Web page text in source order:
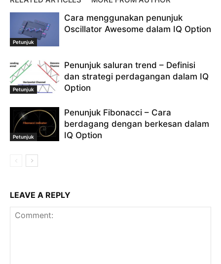
Teknik perdagangan IQ Option
Tutorial IQ Option
Petunjuk
Cara menggunakan penunjuk
Oscillator Awesome dalam IQ Option
Petunjuk
Penunjuk saluran trend – Definisi
dan strategi perdagangan dalam IQ
Option
Petunjuk
Penunjuk Fibonacci – Cara
berdagang dengan berkesan dalam
IQ Option
LEAVE A REPLY